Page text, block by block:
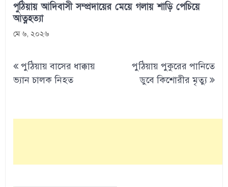
পুঠিয়ায় আদিবাসী সম্প্রদায়ের মেয়ে গলায় শাড়ি পেচিয়ে
আত্নহত্যা
মে ৬, ২০২৬
Post
navigation
পুঠিয়ায় বাসের ধাক্কায়
ভ্যান চালক নিহত
পুঠিয়ায় পুকুরের পানিতে
ডুবে কিশোরীর মৃত্যু